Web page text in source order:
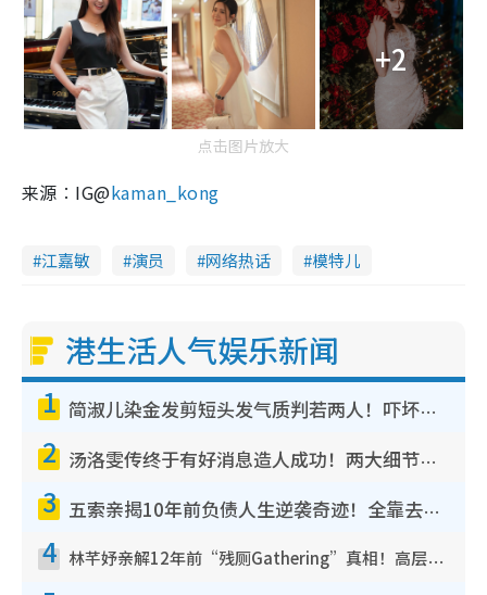
+2
点击图片放大
来源︰IG@kaman_kong
江嘉敏 演员 网络热话 模特儿
港生活人气娱乐新闻
1 简淑儿染金发剪短头发气质判若两人！吓坏老公麦大力都认不出：“你做什么？”
2 汤洛雯传终于有好消息造人成功！两大细节曝孕味极浓引猜测：大肚婆先会咁！
3 五索亲揭10年前负债人生逆袭奇迹！全靠去一地方转运后即遇上马先生
4 林芊妤亲解12年前“残厕Gathering”真相！高层解约一句话重创尊严，至今拒返TVB